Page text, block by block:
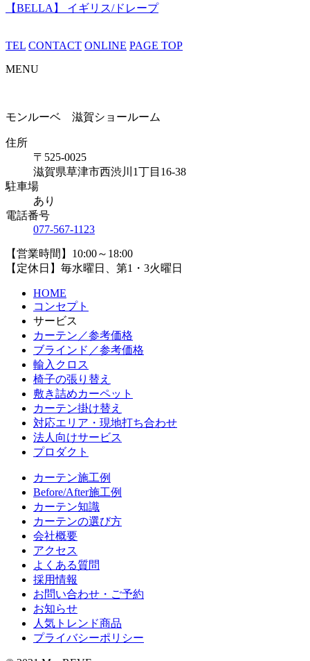
【BELLA】 イギリス/ドレープ
TEL CONTACT ONLINE PAGE TOP
MENU
モンルーベ 滋賀ショールーム
住所
〒525-0025
滋賀県草津市西渋川1丁目16-38
駐車場
あり
電話番号
077-567-1123
【営業時間】10:00～18:00
【定休日】毎水曜日、第1・3火曜日
HOME
コンセプト
サービス
カーテン／参考価格
ブラインド／参考価格
輸入クロス
椅子の張り替え
敷き詰めカーペット
カーテン掛け替え
対応エリア・現地打ち合わせ
法人向けサービス
プロダクト
カーテン施工例
Before/After施工例
カーテン知識
カーテンの選び方
会社概要
アクセス
よくある質問
採用情報
お問い合わせ・ご予約
お知らせ
人気トレンド商品
プライバシーポリシー